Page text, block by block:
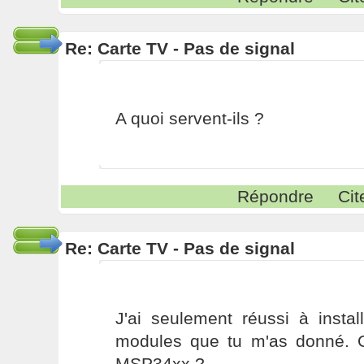
Re: Carte TV - Pas de signal
A quoi servent-ils ?
Répondre
Re: Carte TV - Pas de signal
J'ai seulement réussi à
modules que tu m'as donné.